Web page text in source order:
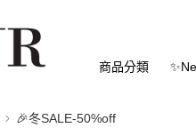
商品分類
🎉冬SALE-50%off